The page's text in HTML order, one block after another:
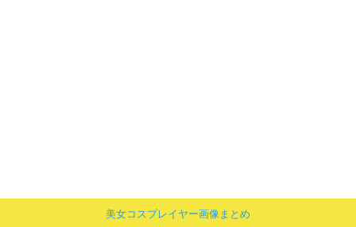
美女コスプレイヤー画像まとめ